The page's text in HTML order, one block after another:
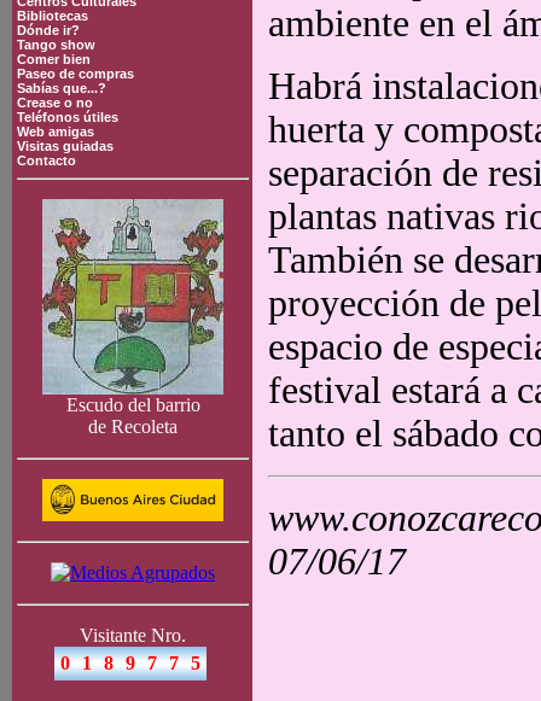
Bibliotecas
Dónde ir?
Tango show
Comer bien
Paseo de compras
Sabías que...?
Crease o no
Teléfonos útiles
Web amigas
Visitas guiadas
Contacto
Escudo del barrio
de Recoleta
Visitante Nro.
ambiente en el
Habrá
huerta y
separación de
plantas nativas
También se
proyección de
espacio de
festival estará a
tanto el sábado
07/06/17